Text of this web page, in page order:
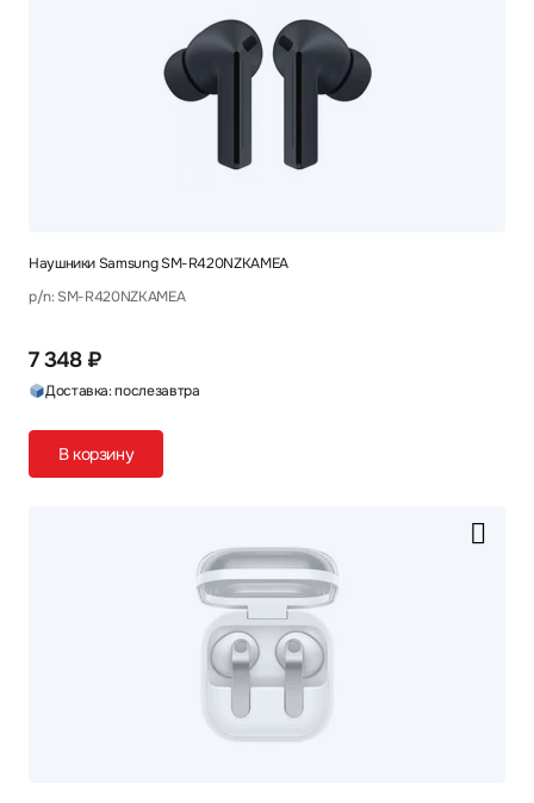
Наушники Samsung SM-R420NZKAMEA
p/n: SM-R420NZKAMEA
7 348 ₽
Доставка: послезавтра
В корзину